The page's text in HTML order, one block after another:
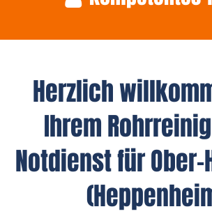
Herzlich
Ihrem
Notdienst für Ober-